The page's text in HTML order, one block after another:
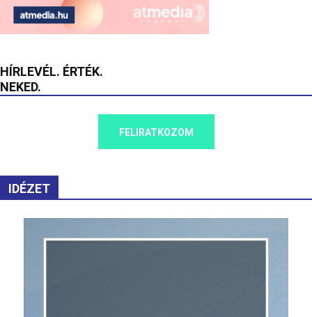
HÍRLEVÉL. ÉRTÉK.
NEKED.
FELIRATKOZOM
IDÉZET